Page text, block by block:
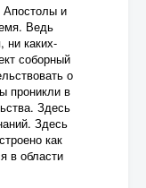
Апостолы и
Ведь
ни каких-
соборный
о
проникли в
Здесь
Здесь
как
в области